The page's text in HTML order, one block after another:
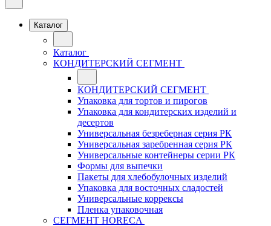
Каталог
Каталог
КОНДИТЕРСКИЙ СЕГМЕНТ
КОНДИТЕРСКИЙ СЕГМЕНТ
Упаковка для тортов и пирогов
Упаковка для кондитерских изделий и
десертов
Универсальная безреберная серия РК
Универсальная заребренная серия РК
Универсальные контейнеры серии РК
Формы для выпечки
Пакеты для хлебобулочных изделий
Упаковка для восточных сладостей
Универсальные коррексы
Пленка упаковочная
СЕГМЕНТ HORECA